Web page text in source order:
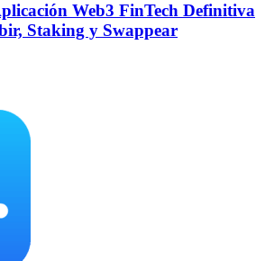
Web3 FinTech Definitiva
Staking y Swappear